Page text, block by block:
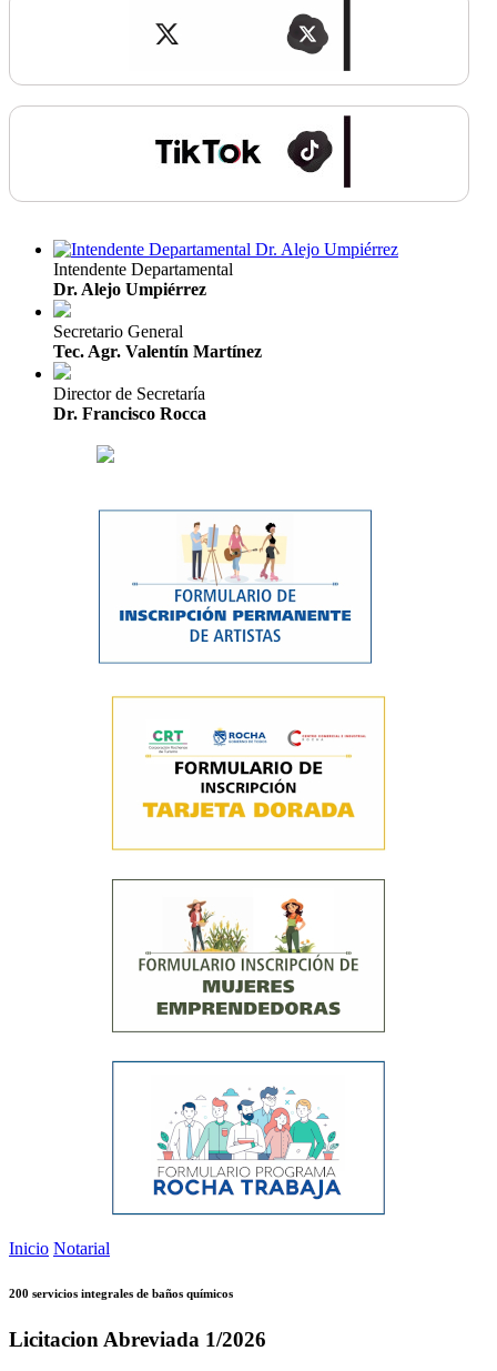
Intendente Departamental
Dr. Alejo Umpiérrez
Secretario General
Tec. Agr. Valentín Martínez
Director de Secretaría
Dr. Francisco Rocca
Inicio Notarial
200 servicios integrales de baños químicos
Licitacion Abreviada 1/2026